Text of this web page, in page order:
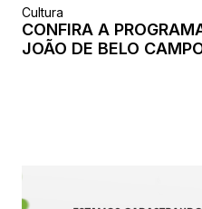
Cultura
CONFIRA A
JOÃO DE BELO